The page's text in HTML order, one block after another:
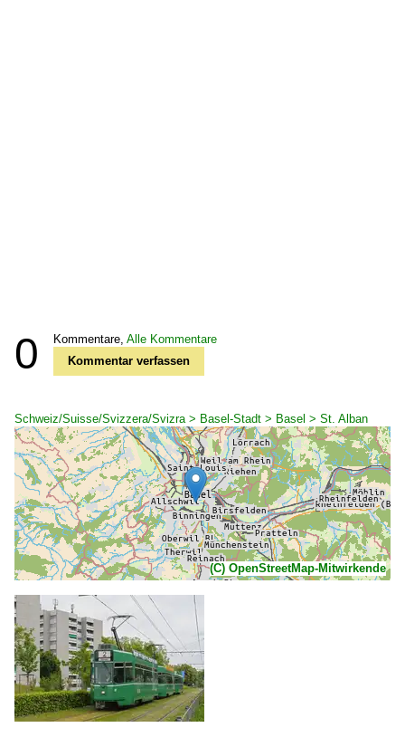
0 Kommentare, Alle Kommentare
Kommentar verfassen
Schweiz/Suisse/Svizzera/Svizra > Basel-Stadt > Basel > St. Alban
(C) OpenStreetMap-Mitwirkende